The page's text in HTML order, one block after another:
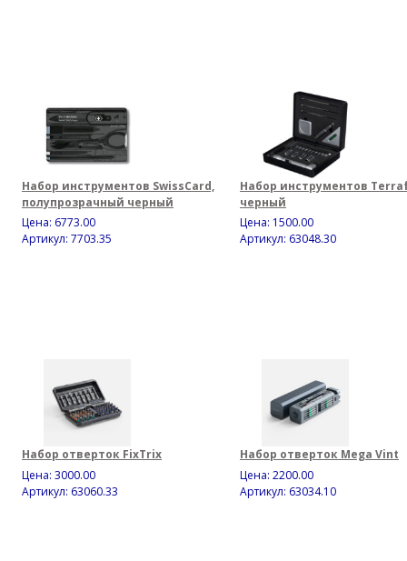
Набор инструментов SwissCard,
полупрозрачный черный
Цена: 6773.00
Артикул: 7703.35
Набор инструментов
черный
Цена: 1500.00
Артикул: 63048.30
Набор отверток FixTrix
Цена: 3000.00
Артикул: 63060.33
Набор отверток Mega Vint
Цена: 2200.00
Артикул: 63034.10